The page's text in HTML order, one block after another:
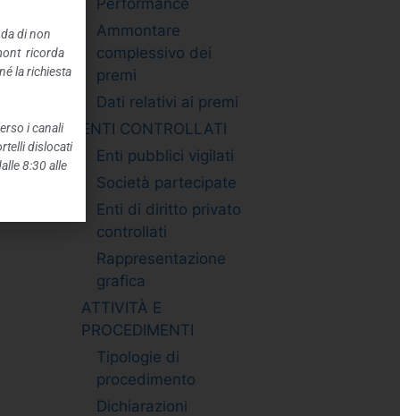
Ammontare
complessivo dei
premi
Dati relativi ai premi
ENTI CONTROLLATI
Enti pubblici vigilati
Società partecipate
Enti di diritto privato
controllati
Rappresentazione
grafica
ATTIVITÀ E
PROCEDIMENTI
Tipologie di
procedimento
Dichiarazioni
di non
ricorda
la richiesta
i canali
dislocati
8:30 alle